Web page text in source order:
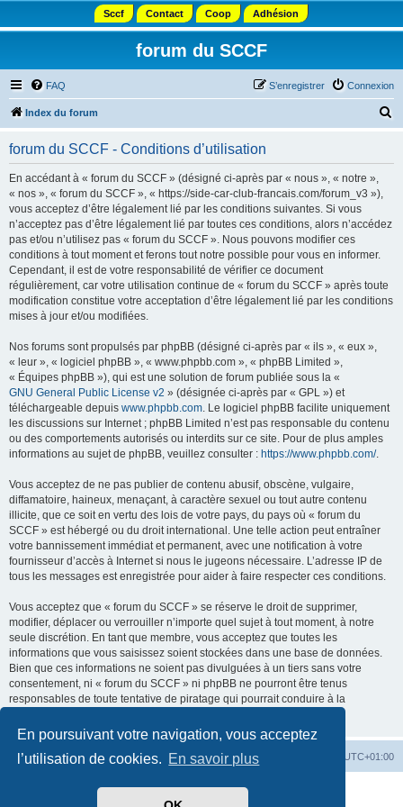
En poursuivant votre navigation, vous acceptez
l’utilisation de cookies. En savoir plus
Sccf Contact Coop Adhésion
forum du SCCF
FAQ Connexion
S’enregistrer
Index du forum
forum du SCCF - Conditions d’utilisation
En accédant à « forum du SCCF » (désigné ci-après par « nous », « notre »,
« nos », « forum du SCCF », « https://side-car-club-francais.com/forum_v3 »),
vous acceptez d’être légalement lié par les conditions suivantes. Si vous
n’acceptez pas d’être légalement lié par toutes ces conditions, alors n’accédez
pas et/ou n’utilisez pas « forum du SCCF ». Nous pouvons modifier ces
conditions à tout moment et ferons tout notre possible pour vous en informer.
Cependant, il est de votre responsabilité de vérifier ce document
régulièrement, car votre utilisation continue de « forum du SCCF » après toute
modification constitue votre acceptation d’être légalement lié par les conditions
mises à jour et/ou modifiées.
Nos forums sont propulsés par phpBB (désigné ci-après par « ils », « eux »,
« leur », « logiciel phpBB », « www.phpbb.com », « phpBB Limited »,
« Équipes phpBB »), qui est une solution de forum publiée sous la «
GNU General Public License v2 » (désignée ci-après par « GPL ») et
téléchargeable depuis www.phpbb.com. Le logiciel phpBB facilite uniquement
les discussions sur Internet ; phpBB Limited n’est pas responsable du contenu
ou des comportements autorisés ou interdits sur ce site. Pour de plus amples
informations au sujet de phpBB, veuillez consulter : https://www.phpbb.com/.
Vous acceptez de ne pas publier de contenu abusif, obscène, vulgaire,
diffamatoire, haineux, menaçant, à caractère sexuel ou tout autre contenu
illicite, que ce soit en vertu des lois de votre pays, du pays où « forum du
SCCF » est hébergé ou du droit international. Une telle action peut entraîner
votre bannissement immédiat et permanent, avec une notification à votre
fournisseur d’accès à Internet si nous le jugeons nécessaire. L’adresse IP de
tous les messages est enregistrée pour aider à faire respecter ces conditions.
Vous acceptez que « forum du SCCF » se réserve le droit de supprimer,
modifier, déplacer ou verrouiller n’importe quel sujet à tout moment, à notre
seule discrétion. En tant que membre, vous acceptez que toutes les
informations que vous saisissez soient stockées dans une base de données.
Bien que ces informations ne soient pas divulguées à un tiers sans votre
consentement, ni « forum du SCCF » ni phpBB ne pourront être tenus
responsables de toute tentative de piratage qui pourrait conduire à la
Index du forum UTC+01:00
Développé parphpBB® Forum Software © phpBB Limited
Traduit par